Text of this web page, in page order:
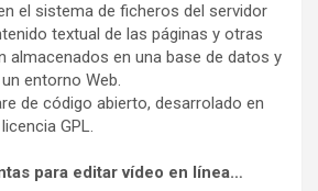
el sistema de ficheros del servidor
textual de las páginas y otras
almacenados en una base de datos y
entorno Web.
de código abierto, desarrolado en
GPL.
para editar vídeo en línea…